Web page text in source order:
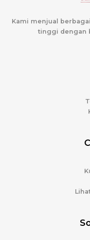
Kami menjual
tinggi dengan